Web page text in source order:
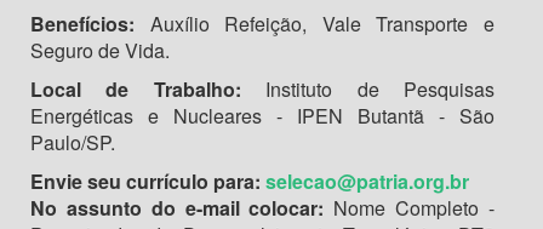
Benefícios: Auxílio Refeição, Vale Transporte e
Seguro de Vida.
Local de Trabalho: Instituto de Pesquisas
Energéticas e Nucleares - IPEN Butantã - São
Paulo/SP.
Envie seu currículo para: selecao@patria.org.br
No assunto do e-mail colocar: Nome Completo -